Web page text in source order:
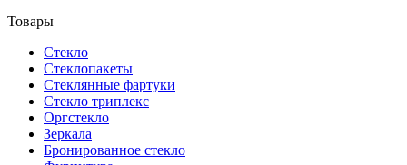
Товары
Стекло
Стеклопакеты
Стеклянные фартуки
Стекло триплекс
Оргстекло
Зеркала
Бронированное стекло